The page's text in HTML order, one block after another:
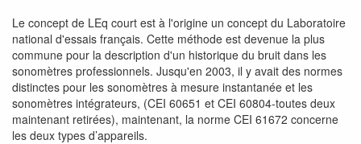
Le concept de LEq court est à l'origine un concept du Laboratoire
national d'essais français. Cette méthode est devenue la plus
commune pour la description d'un historique du bruit dans les
sonomètres professionnels. Jusqu'en 2003, il y avait des normes
distinctes pour les sonomètres à mesure instantanée et les
sonomètres intégrateurs, (CEI 60651 et CEI 60804-toutes deux
maintenant retirées), maintenant, la norme CEI 61672 concerne
les deux types d’appareils.